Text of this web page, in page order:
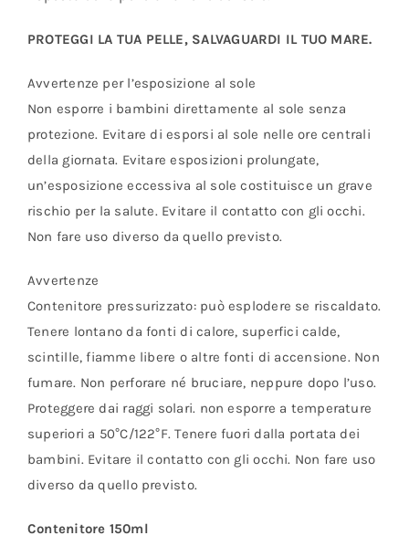
PROTEGGI LA TUA PELLE, SALVAGUARDI IL TUO MARE.
Avvertenze per l’esposizione al sole
Non esporre i bambini direttamente al sole senza
protezione. Evitare di esporsi al sole nelle ore centrali
della giornata. Evitare esposizioni prolungate,
un’esposizione eccessiva al sole costituisce un grave
rischio per la salute. Evitare il contatto con gli occhi.
Non fare uso diverso da quello previsto.
Avvertenze
Contenitore pressurizzato: può esplodere se riscaldato.
Tenere lontano da fonti di calore, superfici calde,
scintille, fiamme libere o altre fonti di accensione. Non
fumare. Non perforare né bruciare, neppure dopo l’uso.
Proteggere dai raggi solari. non esporre a temperature
superiori a 50°C/122°F. Tenere fuori dalla portata dei
bambini. Evitare il contatto con gli occhi. Non fare uso
diverso da quello previsto.
Contenitore 150ml